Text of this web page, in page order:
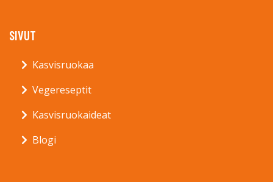
SIVUT
Kasvisruokaa
Vegereseptit
Kasvisruokaideat
Blogi